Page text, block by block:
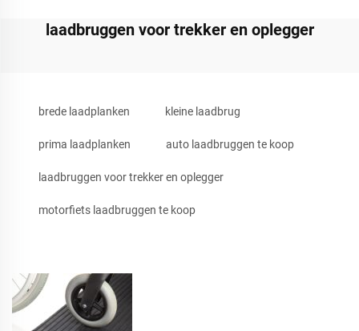
laadbruggen voor trekker en oplegger
brede laadplanken kleine laadbrug
prima laadplanken auto laadbruggen te koop
laadbruggen voor trekker en oplegger
motorfiets laadbruggen te koop